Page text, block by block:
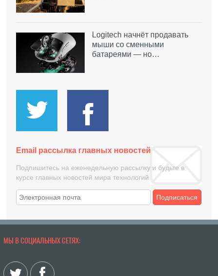
Logitech начнёт продавать
мыши со сменными
батареями — но…
Email рассылка главных новостей
Подпишитесь на еженедельную рассылку и будьте в
курсе главных новостей мира технологий
Подписаться
МЫ В СОЦИАЛЬНЫХ СЕТЯХ: